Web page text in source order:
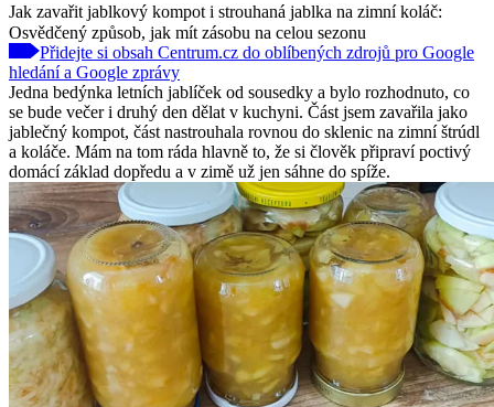
Jak zavařit jablkový kompot i strouhaná jablka na zimní koláč:
Osvědčený způsob, jak mít zásobu na celou sezonu
Přidejte si obsah Centrum.cz do oblíbených zdrojů pro Google
hledání a Google zprávy
Jedna bedýnka letních jablíček od sousedky a bylo rozhodnuto, co
se bude večer i druhý den dělat v kuchyni. Část jsem zavařila jako
jablečný kompot, část nastrouhala rovnou do sklenic na zimní štrúdl
a koláče. Mám na tom ráda hlavně to, že si člověk připraví poctivý
domácí základ dopředu a v zimě už jen sáhne do spíže.